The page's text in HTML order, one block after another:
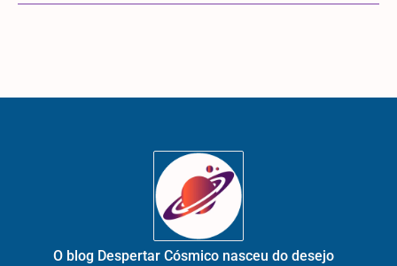
O blog Despertar Cósmico nasceu do desejo